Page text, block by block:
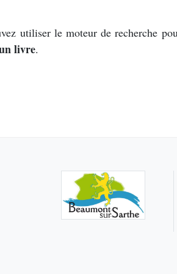
utiliser le moteur de recherche
livre.